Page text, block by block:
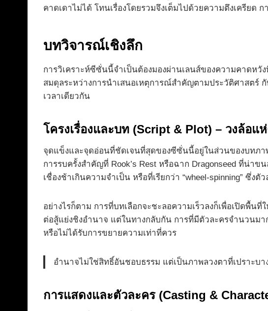
คาดเดาไม่ได้ โทนเรื่องโดยรวมจึงเต็มไปด้วยความตึงเครียด
บทวิจารณ์เชิงลึก
การวิเคราะห์ซีซั่นนี้จำเป็นต้องมองผ่านเลนส์ของความคาดหวั
สมดุลระหว่างการนำเสนอเหตุการณ์สำคัญตามประวัติศาสตร์
เวลาเดียวกัน
โครงเรื่องและบท (Script & Plot) – วงล้อ
จุดแข็งและจุดอ่อนที่ชัดเจนที่สุดของซีซั่นนี้อยู่ในส่วนของบทภา
การรบครั้งสำคัญที่ Rook’s Rest หรือฉาก Dragonseed ที่น่า
เชื่องช้าเกินความจำเป็น หรือที่เรียกว่า “wheel-spinning” ซึ่
อย่างไรก็ตาม การที่บทเลือกจะชะลอความเร็วลงก็เพื่อเปิดพื้น
ต่อสู้แย่งชิงอำนาจ แต่ในทางกลับกัน การที่มีตัวละครจำนวนม
หรือไม่ได้รับการขยายความเท่าที่ควร
อำนาจไม่ใช่สิทธิ์อันชอบธรรม แต่เป็นภาพลวงตาที่เปราะ
การแสดงและตัวละคร (Casting &